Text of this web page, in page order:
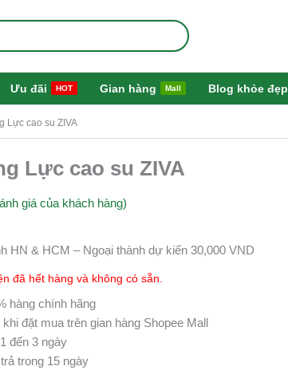
Ưu đãi HOT Gian hàng Mall Blog khỏe đẹp
Lực cao su ZIVA
Lực cao su ZIVA
giá của khách hàng)
HN & HCM – Ngoại thành dự kiến 30,000 VND
đã hết hàng và không có sẵn.
hàng chính hãng
đặt mua trên gian hàng Shopee Mall
đến 3 ngày
trong 15 ngày